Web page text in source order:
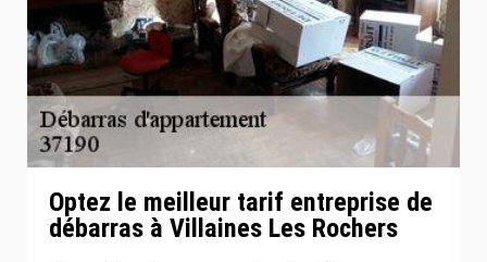
Optez le meilleur tarif entreprise de
débarras à Villaines Les Rochers